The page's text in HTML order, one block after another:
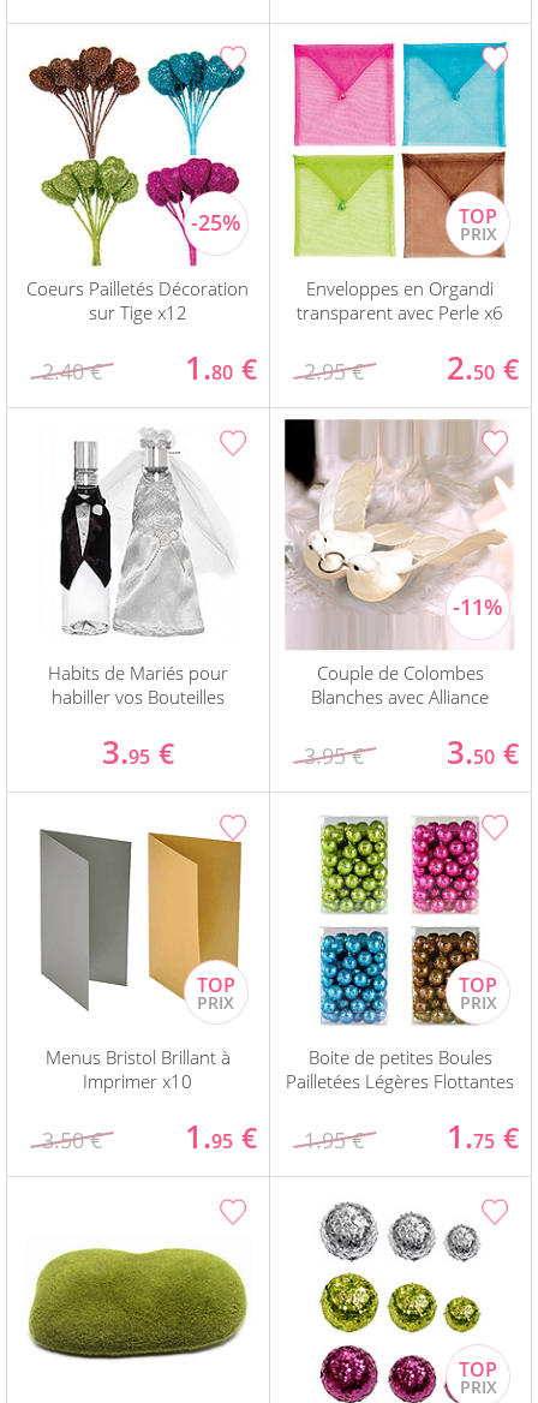
Coeurs Pailletés Décoration
sur Tige x12
2.40 € 1.80 €
Enveloppes en Organdi
transparent avec Perle x6
2.95 € 2.50 €
Habits de Mariés pour
habiller vos Bouteilles
3.95 €
Couple de Colombes
Blanches avec Alliance
3.95 € 3.50 €
Menus Bristol Brillant à
Imprimer x10
3.50 € 1.95 €
Boite de petites Boules
Pailletées Légères Flottantes
1.95 € 1.75 €